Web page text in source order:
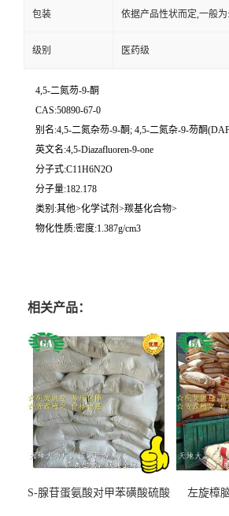
包装 依据产品性状而定,一般
级别 医药级
4,5-二氮芴-9-酮
CAS:50890-67-0
别名:4,5-二氮杂芴-9-酮; 4,5-二氮杂-9-芴酮
英文名:4,5-Diazafluoren-9-one
分子式:C11H6N2O
分子量:182.178
类别:其他>化学试剂>羰基化合物>
物化性质:密度:1.387g/cm3
相关产品：
S-腺苷蛋氨酸对甲苯磺酸硫酸
左旋樟